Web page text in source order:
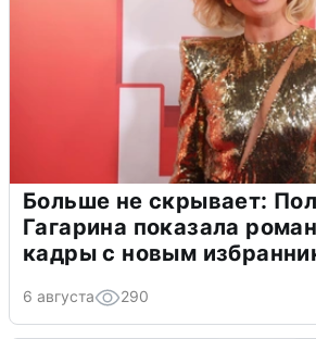
Больше не скрывает:
Гагарина показала
кадры с новым
6 августа 290